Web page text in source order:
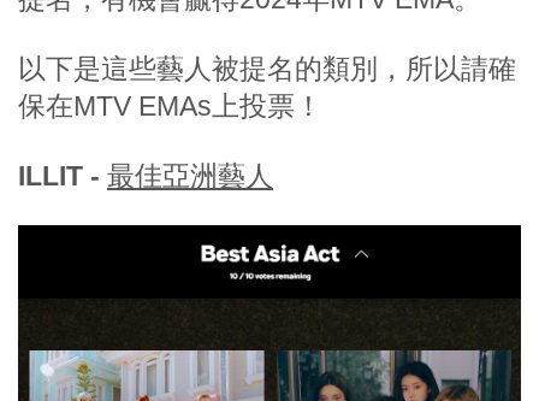
以下是這些藝人被提名的類別，所以請確
保在MTV EMAs上投票！
ILLIT - 最佳亞洲藝人